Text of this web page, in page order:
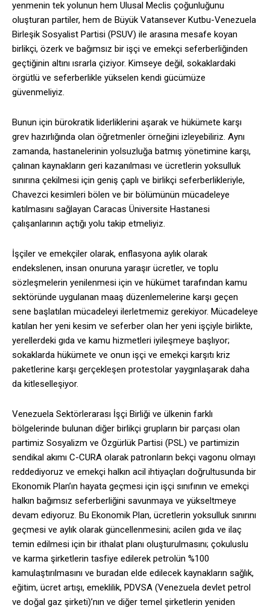
yenmenin tek yolunun hem Ulusal Meclis çoğunluğunu
oluşturan partiler, hem de Büyük Vatansever Kutbu-Venezuela
Birleşik Sosyalist Partisi (PSUV) ile arasına mesafe koyan
birlikçi, özerk ve bağımsız bir işçi ve emekçi seferberliğinden
geçtiğinin altını ısrarla çiziyor. Kimseye değil, sokaklardaki
örgütlü ve seferberlikle yükselen kendi gücümüze
güvenmeliyiz.
Bunun için bürokratik liderliklerini aşarak ve hükümete karşı
grev hazırlığında olan öğretmenler örneğini izleyebiliriz. Aynı
zamanda, hastanelerinin yolsuzluğa batmış yönetimine karşı,
çalınan kaynakların geri kazanılması ve ücretlerin yoksulluk
sınırına çekilmesi için geniş çaplı ve birlikçi seferberlikleriyle,
Chavezci kesimleri bölen ve bir bölümünün mücadeleye
katılmasını sağlayan Caracas Üniversite Hastanesi
çalışanlarının açtığı yolu takip etmeliyiz.
İşçiler ve emekçiler olarak, enflasyona aylık olarak
endekslenen, insan onuruna yaraşır ücretler, ve toplu
sözleşmelerin yenilenmesi için ve hükümet tarafından kamu
sektöründe uygulanan maaş düzenlemelerine karşı geçen
sene başlatılan mücadeleyi ilerletmemiz gerekiyor. Mücadeleye
katılan her yeni kesim ve seferber olan her yeni işçiyle birlikte,
yerellerdeki gıda ve kamu hizmetleri iyileşmeye başlıyor;
sokaklarda hükümete ve onun işçi ve emekçi karşıtı kriz
paketlerine karşı gerçekleşen protestolar yaygınlaşarak daha
da kitleselleşiyor.
Venezuela Sektörlerarası İşçi Birliği ve ülkenin farklı
bölgelerinde bulunan diğer birlikçi grupların bir parçası olan
partimiz Sosyalizm ve Özgürlük Partisi (PSL) ve partimizin
sendikal akımı C-CURA olarak patronların bekçi vagonu olmayı
reddediyoruz ve emekçi halkın acil ihtiyaçları doğrultusunda bir
Ekonomik Plan’ın hayata geçmesi için işçi sınıfının ve emekçi
halkın bağımsız seferberliğini savunmaya ve yükseltmeye
devam ediyoruz. Bu Ekonomik Plan, ücretlerin yoksulluk sınırını
geçmesi ve aylık olarak güncellenmesini; acilen gıda ve ilaç
temin edilmesi için bir ithalat planı oluşturulmasını; çokuluslu
ve karma şirketlerin tasfiye edilerek petrolün %100
kamulaştırılmasını ve buradan elde edilecek kaynakların sağlık,
eğitim, ücret artışı, emeklilik, PDVSA (Venezuela devlet petrol
ve doğal gaz şirketi)’nın ve diğer temel şirketlerin yeniden